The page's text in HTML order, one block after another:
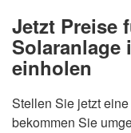
Jetzt Preise
Solaranlage
einholen
Stellen Sie jetzt
bekommen Sie